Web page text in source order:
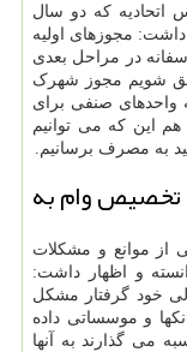
که دو سال
مجوزهای اولیه
در مراحل بعدی
شویم مجوز شهرک
واحدهای صنفی برای
این که می توانیم
به مصرف برسانیم.
تخصیص وام به
از موانع و مشکلات
و اظهار داشت:
خود گرفتار مشکل
و موسساتی داده
می گذارند به آنها